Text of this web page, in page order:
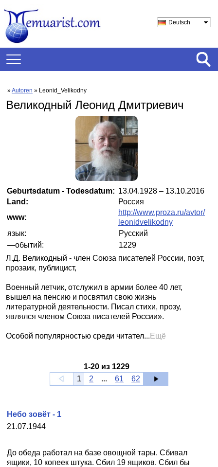
Deutsch
»Autoren » Leonid_Velikodny
Великодный Леонид Дмитриевич
Geburtsdatum - Todesdatum: 13.04.1928 – 13.10.2016
Land:
Россия
www:
http://www.proza.ru/avtor/
leonidvelikodny
язык:
Русский
—обытий:
1229
Л.Д. Великодный - член Союза писателей России, поэт,
прозаик, публицист,
Военный летчик, отслужил в армии более 40 лет,
вышел на пенсию и посвятил свою жизнь
литературной деятельности. Писал стихи, прозу,
являлся членом Союза писателей России».
Особой популярностью среди читател... Ещё
1-20из 1229
1
2 ... 61 62
21.07.1944
Небо зовёт - 1
До обеда работал на базе овощной тары. Сбивал
ящики, 10 копеек штука. Сбил 19 ящиков. Сбил бы